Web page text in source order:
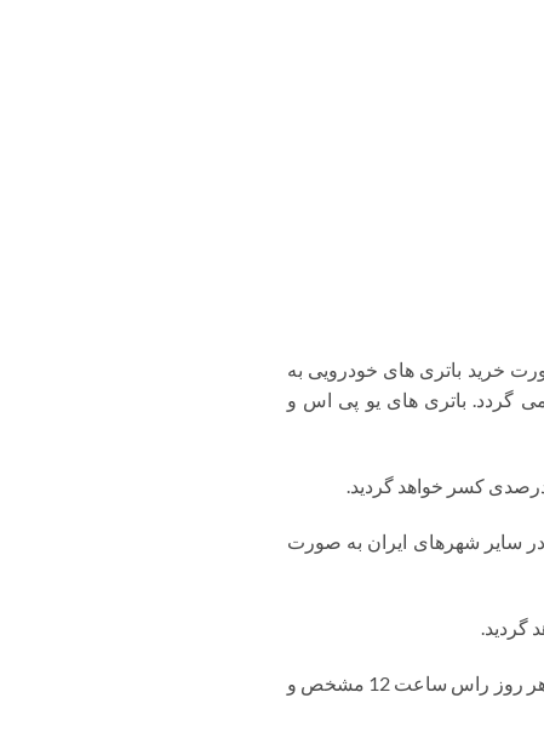
خرید باتری های خودرویی به
می گردد. باتری های یو پی اس و
درصدی کسر خواهد گردید.
سایر شهرهای ایران به صورت
گردید.
قیمت روزانه خرید ضایعات باتری فرسوده با توجه به قیمت جهانی سرب و وضعیت بازار داخلی ایران، هر روز راس ساعت 12 مشخص و